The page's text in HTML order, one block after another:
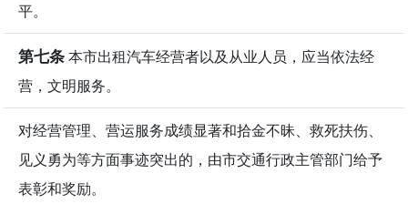
平。
第七条本市出租汽车经营者以及从业人员，应当依法经
营，文明服务。
对经营管理、营运服务成绩显著和拾金不昧、救死扶伤、
见义勇为等方面事迹突出的，由市交通行政主管部门给予
表彰和奖励。